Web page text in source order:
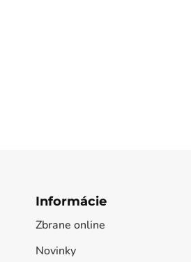
Informácie
Zbrane online
Novinky